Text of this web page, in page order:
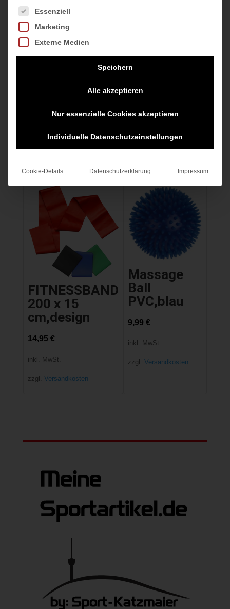
FITNESSBAND
200 x 15
cm,design
14,95 €
inkl. MwSt.
zzgl. Versandkosten
Massage
Ball
PVC,blau
9,99 €
inkl. MwSt.
zzgl. Versandkosten
Es folgt eine Liste der Service-Gruppen, für die eine
Essenziell
Marketing
Externe Medien
Speichern
Alle akzeptieren
Nur essenzielle Cookies akzeptieren
Individuelle Datenschutzeinstellungen
Cookie-Details Datenschutzerklärung Impressum